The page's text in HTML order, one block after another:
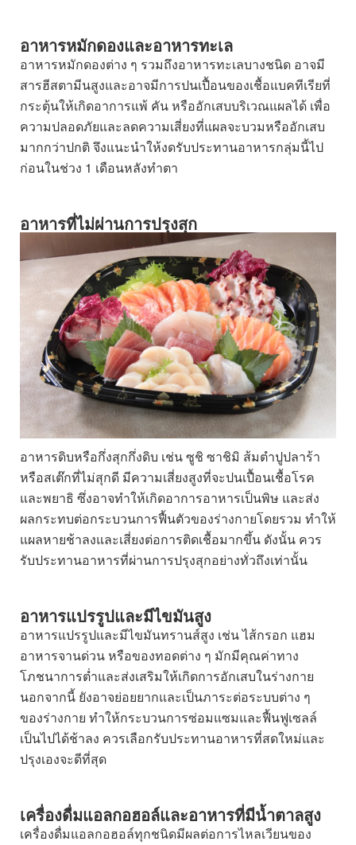
อาหารหมักดองและอาหารทะเล
อาหารหมักดองต่าง ๆ รวมถึงอาหารทะเลบางชนิด อาจมี
สารฮีสตามีนสูงและอาจมีการปนเปื้อนของเชื้อแบคทีเรียที่
กระตุ้นให้เกิดอาการแพ้ คัน หรืออักเสบบริเวณแผลได้ เพื่อ
ความปลอดภัยและลดความเสี่ยงที่แผลจะบวมหรืออักเสบ
มากกว่าปกติ จึงแนะนำให้งดรับประทานอาหารกลุ่มนี้ไป
ก่อนในช่วง 1 เดือนหลังทำตา
อาหารที่ไม่ผ่านการปรุงสุก
อาหารดิบหรือกึ่งสุกกึ่งดิบ เช่น ซูชิ ซาชิมิ ส้มตำปูปลาร้า
หรือสเต๊กที่ไม่สุกดี มีความเสี่ยงสูงที่จะปนเปื้อนเชื้อโรค
และพยาธิ ซึ่งอาจทำให้เกิดอาการอาหารเป็นพิษ และส่ง
ผลกระทบต่อกระบวนการฟื้นตัวของร่างกายโดยรวม ทำให้
แผลหายช้าลงและเสี่ยงต่อการติดเชื้อมากขึ้น ดังนั้น ควร
รับประทานอาหารที่ผ่านการปรุงสุกอย่างทั่วถึงเท่านั้น
อาหารแปรรูปและมีไขมันสูง
อาหารแปรรูปและมีไขมันทรานส์สูง เช่น ไส้กรอก แฮม
อาหารจานด่วน หรือของทอดต่าง ๆ มักมีคุณค่าทาง
โภชนาการต่ำและส่งเสริมให้เกิดการอักเสบในร่างกาย
นอกจากนี้ ยังอาจย่อยยากและเป็นภาระต่อระบบต่าง ๆ
ของร่างกาย ทำให้กระบวนการซ่อมแซมและฟื้นฟูเซลล์
เป็นไปได้ช้าลง ควรเลือกรับประทานอาหารที่สดใหม่และ
ปรุงเองจะดีที่สุด
เครื่องดื่มแอลกอฮอล์และอาหารที่มีน้ำตาลสูง
เครื่องดื่มแอลกอฮอล์ทุกชนิดมีผลต่อการไหลเวียนของ